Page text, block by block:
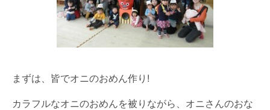
まずは、皆でオニのおめん作り!
カラフルなオニのおめんを被りながら、オニさんのおな